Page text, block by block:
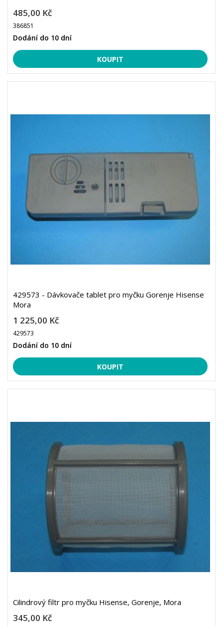
485,00 Kč
386851
Dodání do 10 dní
429573 - Dávkovače tablet pro myčku Gorenje Hisense
Mora
1 225,00 Kč
429573
Dodání do 10 dní
Cilindrový filtr pro myčku Hisense, Gorenje, Mora
345,00 Kč